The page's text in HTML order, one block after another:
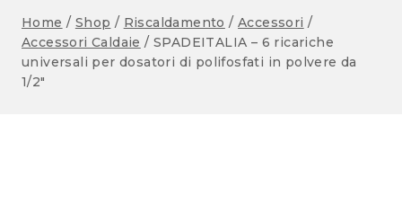
Home / Shop / Riscaldamento / Accessori /
Accessori Caldaie / SPADEITALIA – 6 ricariche
universali per dosatori di polifosfati in polvere da
1/2″